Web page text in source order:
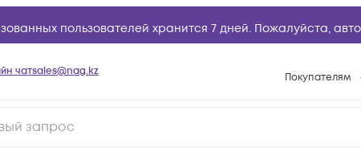
пользователей хранится 7 дней. Пожалуйста,
чатsales@nag.kz Покупателям